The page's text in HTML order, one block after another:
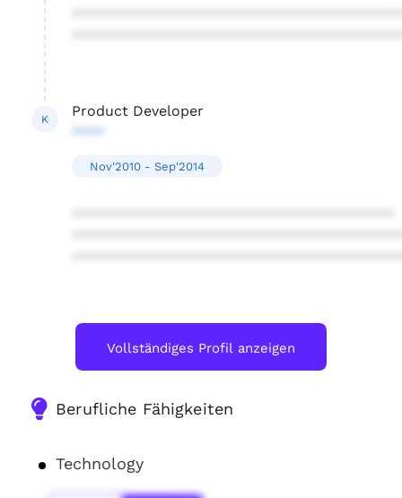
K
Product Developer
****
Nov'2010 - Sep'2014
Vollständiges Profil anzeigen
Berufliche Fähigkeiten
Technology